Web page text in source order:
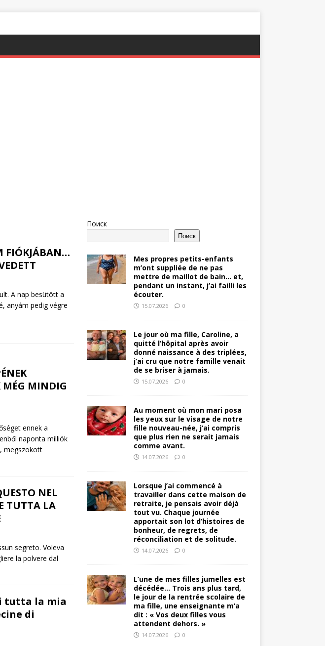
FIÓKJÁBAN…
A nap besütött a
anyám pedig végre
MÉG MINDIG
ennek a
naponta milliók
megszokott
NEL
TUTTA LA
segreto. Voleva
la polvere dal
tutta la mia
di
Поиск
Поиск
Mes propres petits-enfants
m’ont suppliée de ne pas
mettre de maillot de bain… et,
pendant un instant, j’ai failli les
écouter.
15.07.2026 0
Le jour où ma fille, Caroline, a
quitté l’hôpital après avoir
donné naissance à des triplées,
j’ai cru que notre famille venait
de se briser à jamais.
15.07.2026 0
Au moment où mon mari posa
les yeux sur le visage de notre
fille nouveau-née, j’ai compris
que plus rien ne serait jamais
comme avant.
14.07.2026 0
Lorsque j’ai commencé à
travailler dans cette maison de
retraite, je pensais avoir déjà
tout vu. Chaque journée
apportait son lot d’histoires de
bonheur, de regrets, de
réconciliation et de solitude.
14.07.2026 0
L’une de mes filles jumelles est
décédée… Trois ans plus tard,
le jour de la rentrée scolaire de
ma fille, une enseignante m’a
dit : « Vos deux filles vous
attendent dehors. »
14.07.2026 0